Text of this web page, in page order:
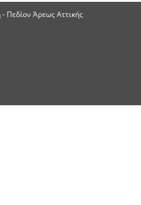
- Πεδίον Άρεως Αττικής